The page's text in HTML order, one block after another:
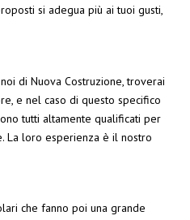
si adegua più ai tuoi gusti,
di Nuova Costruzione, troverai
e nel caso di questo specifico
tutti altamente qualificati per
La loro esperienza è il nostro
che fanno poi una grande